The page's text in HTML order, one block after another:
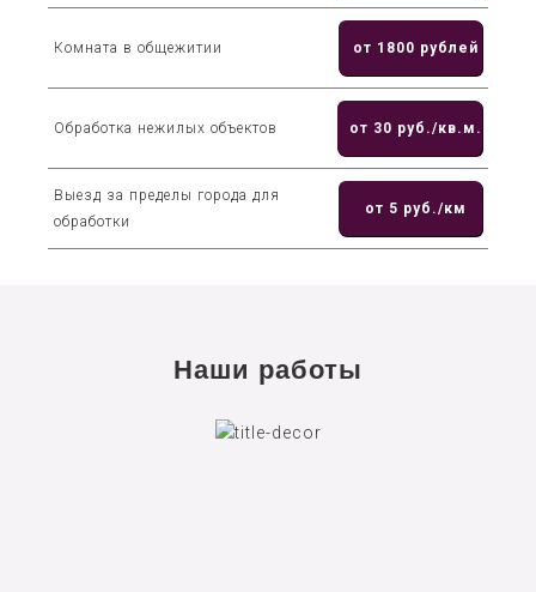
Комната в общежитии от 1800 рублей
Обработка нежилых объектов от 30 руб./кв.м.
Выезд за пределы города для
обработки
от 5 руб./км
Наши работы